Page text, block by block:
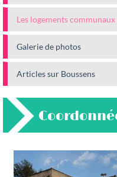
Les logements communaux
Galerie de photos
Articles sur Boussens